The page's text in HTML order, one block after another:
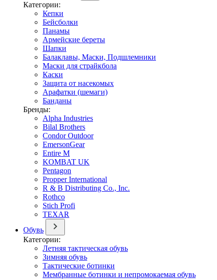
Категории:
Кепки
Бейсболки
Панамы
Армейские береты
Шапки
Балаклавы, Маски, Подшлемники
Маски для страйкбола
Каски
Защита от насекомых
Арафатки (шемаги)
Банданы
Бренды:
Alpha Industries
Bilal Brothers
Condor Outdoor
EmersonGear
Entire M
KOMBAT UK
Pentagon
Propper International
R & B Distributing Co., Inc.
Rothco
Stich Profi
TEXAR
Обувь
Категории:
Летняя тактическая обувь
Зимняя обувь
Тактические ботинки
Мембранные ботинки и непромокаемая обувь